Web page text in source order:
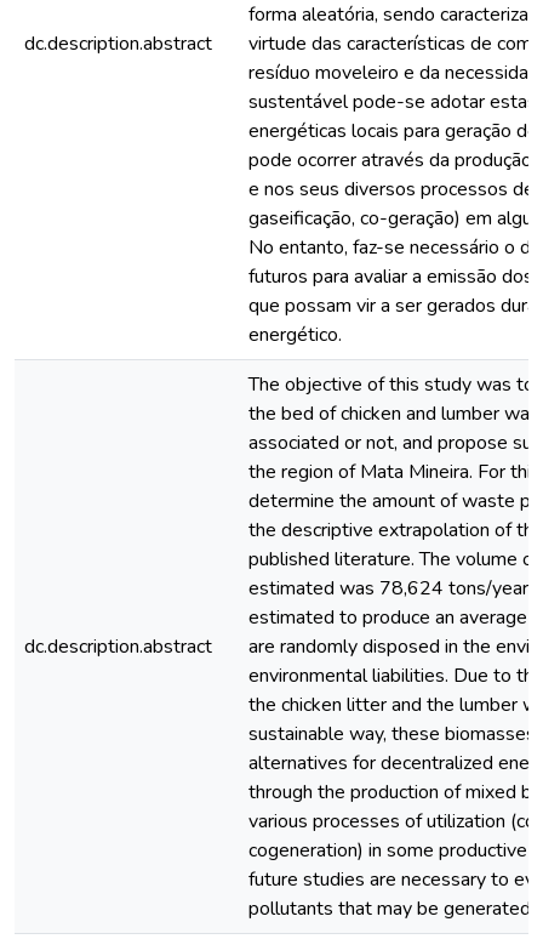
dc.description.abstract
forma aleatória, sendo
virtude das características de
resíduo moveleiro e da
sustentável pode-se adotar estas
energéticas locais para geração
pode ocorrer através da
e nos seus diversos processos
gaseificação, co-geração) em
No entanto, faz-se necessário o
futuros para avaliar a emissão
que possam vir a ser gerados
energético.
dc.description.abstract
The objective of this study was to
the bed of chicken and lumber
associated or not, and propose
the region of Mata Mineira. For
determine the amount of waste
the descriptive extrapolation of
published literature. The volume
estimated was 78,624 tons/year;
estimated to produce an average
are randomly disposed in the
environmental liabilities. Due to
the chicken litter and the lumber
sustainable way, these
alternatives for decentralized
through the production of mixed
various processes of utilization
cogeneration) in some productive
future studies are necessary to
pollutants that may be generated